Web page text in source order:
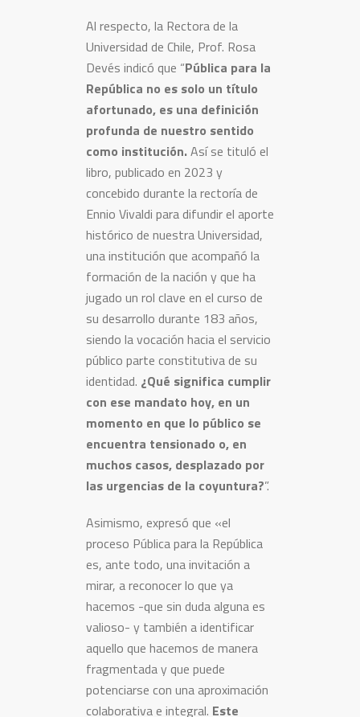
Al respecto, la Rectora de la
Universidad de Chile, Prof. Rosa
Devés indicó que “Pública para la
República no es solo un título
afortunado, es una definición
profunda de nuestro sentido
como institución. Así se tituló el
libro, publicado en 2023 y
concebido durante la rectoría de
Ennio Vivaldi para difundir el aporte
histórico de nuestra Universidad,
una institución que acompañó la
formación de la nación y que ha
jugado un rol clave en el curso de
su desarrollo durante 183 años,
siendo la vocación hacia el servicio
público parte constitutiva de su
identidad. ¿Qué significa cumplir
con ese mandato hoy, en un
momento en que lo público se
encuentra tensionado o, en
muchos casos, desplazado por
las urgencias de la coyuntura?”.
Asimismo, expresó que «el
proceso Pública para la República
es, ante todo, una invitación a
mirar, a reconocer lo que ya
hacemos -que sin duda alguna es
valioso- y también a identificar
aquello que hacemos de manera
fragmentada y que puede
potenciarse con una aproximación
colaborativa e integral. Este